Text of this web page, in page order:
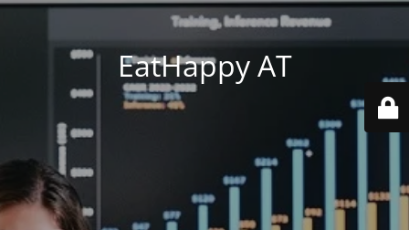
EatHappy AT